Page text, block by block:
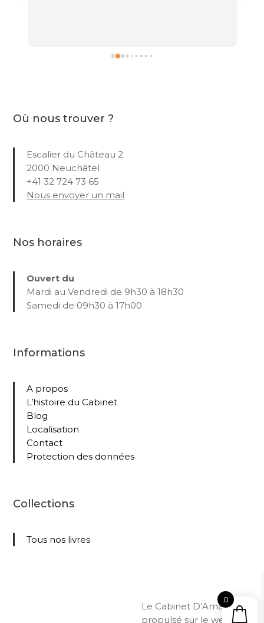
Où nous trouver ?
Escalier du Château 2
2000 Neuchâtel
+41 32 724 73 65
Nous envoyer un mail
Nos horaires
Ouvert du
Mardi au Vendredi de 9h30 à 18h30
Samedi de 09h30 à 17h00
Informations
A propos
L’histoire du Cabinet
Blog
Localisation
Contact
Protection des données
Collections
Tous nos livres
Le Cabinet D’Amateur –
propulsé sur le web par
0